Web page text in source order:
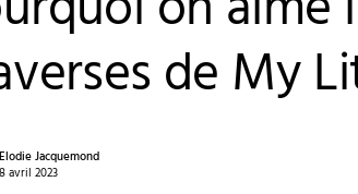
de My
Elodie Jacquemond
8 avril 2023